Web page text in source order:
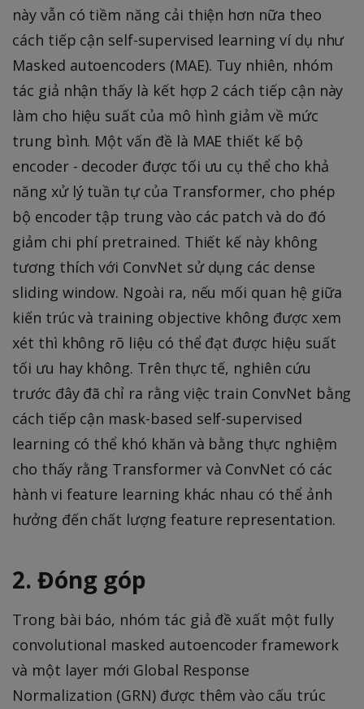
này vẫn có tiềm năng cải thiện hơn nữa theo
cách tiếp cận self-supervised learning ví dụ như
Masked autoencoders (MAE). Tuy nhiên, nhóm
tác giả nhận thấy là kết hợp 2 cách tiếp cận này
làm cho hiệu suất của mô hình giảm về mức
trung bình. Một vấn đề là MAE thiết kế bộ
encoder - decoder được tối ưu cụ thể cho khả
năng xử lý tuần tự của Transformer, cho phép
bộ encoder tập trung vào các patch và do đó
giảm chi phí pretrained. Thiết kế này không
tương thích với ConvNet sử dụng các dense
sliding window. Ngoài ra, nếu mối quan hệ giữa
kiến trúc và training objective không được xem
xét thì không rõ liệu có thể đạt được hiệu suất
tối ưu hay không. Trên thực tế, nghiên cứu
trước đây đã chỉ ra rằng việc train ConvNet bằng
cách tiếp cận mask-based self-supervised
learning có thể khó khăn và bằng thực nghiệm
cho thấy rằng Transformer và ConvNet có các
hành vi feature learning khác nhau có thể ảnh
hưởng đến chất lượng feature representation.
2. Đóng góp
Trong bài báo, nhóm tác giả đề xuất một fully
convolutional masked autoencoder framework
và một layer mới Global Response
Normalization (GRN) được thêm vào cấu trúc